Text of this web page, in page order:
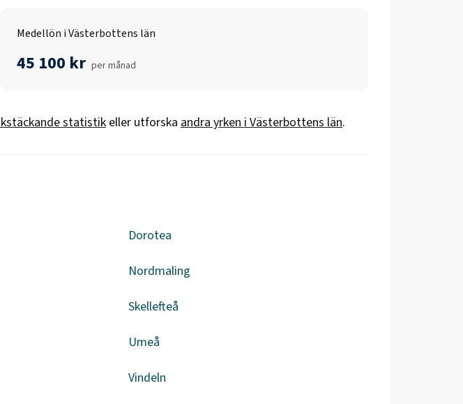
Medellön i Västerbottens län
45 100 kr per månad
statistik eller utforska andra yrken iVästerbottens län.
Dorotea
Nordmaling
Skellefteå
Umeå
Vindeln